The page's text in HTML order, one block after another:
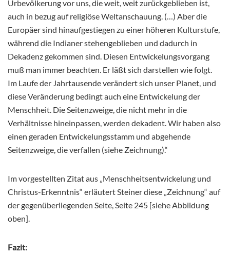
Urbevölkerung vor uns, die weit, weit zurückgeblieben ist,
auch in bezug auf religiöse Weltanschauung. (…) Aber die
Europäer sind hinaufgestiegen zu einer höheren Kulturstufe,
während die Indianer stehengeblieben und dadurch in
Dekadenz gekommen sind. Diesen Entwickelungsvorgang
muß man immer beachten. Er läßt sich darstellen wie folgt.
Im Laufe der Jahrtausende verändert sich unser Planet, und
diese Veränderung bedingt auch eine Entwickelung der
Menschheit. Die Seitenzweige, die nicht mehr in die
Verhältnisse hineinpassen, werden dekadent. Wir haben also
einen geraden Entwickelungsstamm und abgehende
Seitenzweige, die verfallen (siehe Zeichnung).“
Im vorgestellten Zitat aus „Menschheitsentwickelung und
Christus-Erkenntnis“ erläutert Steiner diese „Zeichnung“ auf
der gegenüberliegenden Seite, Seite 245 [siehe Abbildung
oben].
Fazit: